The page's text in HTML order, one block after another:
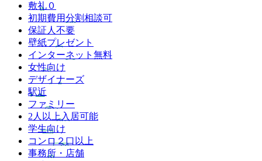
敷礼０
初期費用分割相談可
保証人不要
壁紙プレゼント
インターネット無料
女性向け
デザイナーズ
駅近
ファミリー
2人以上入居可能
学生向け
コンロ２口以上
事務所・店舗